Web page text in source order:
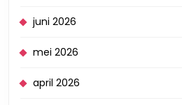
juni 2026
mei 2026
april 2026